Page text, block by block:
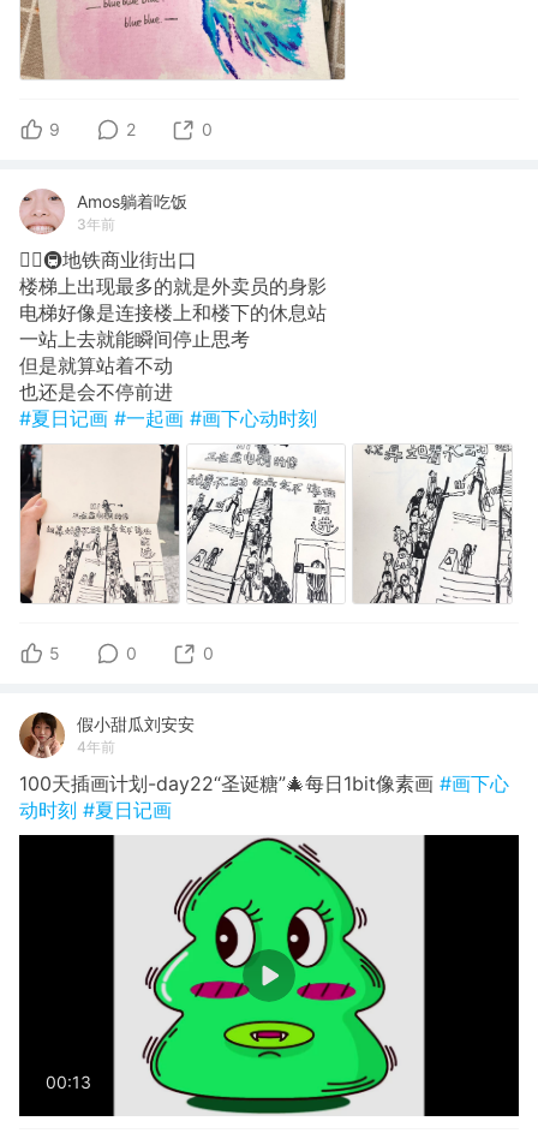
9 2 0
Amos躺着吃饭
3年前
✍🏽🚇地铁商业街出口
楼梯上出现最多的就是外卖员的身影
电梯好像是连接楼上和楼下的休息站
一站上去就能瞬间停止思考
但是就算站着不动
也还是会不停前进
#夏日记画 #一起画 #画下心动时刻
5 0 0
假小甜瓜刘安安
4年前
100天插画计划-day22“圣诞糖”🎄每日1bit像素画 #画下心
动时刻 #夏日记画
00:13